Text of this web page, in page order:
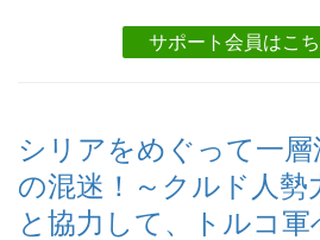
サポート会員はこ
シリアをめぐって一
の混迷！～クルド人勢
と協力して、トルコ